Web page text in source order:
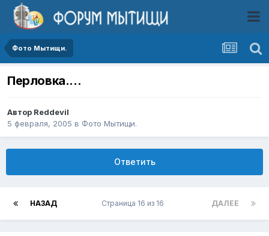
Фото Мытищи.
Перловка....
Автор Reddevil
5 февраля, 2005 в Фото Мытищи.
Ответить
НАЗАД ДАЛЕЕ
Страница 16 из 16